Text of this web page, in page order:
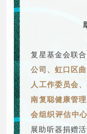
复星基金会联合
公司、 虹口区
人工作委员会
南复聪健康管
会组织评估中心
展助听器捐赠